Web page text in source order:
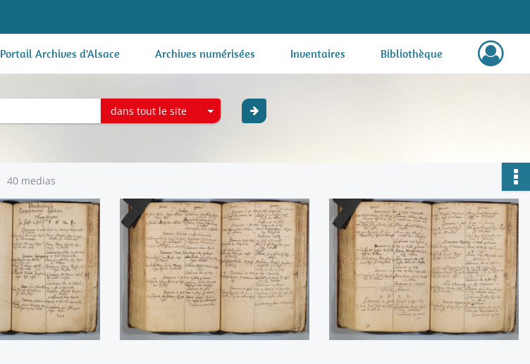
Portail Archives d'Alsace Archives numérisées Inventaires Bibliothèque
dans tout le site
40 medias